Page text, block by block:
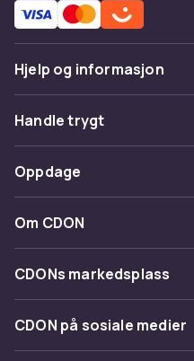
Hjelp og informasjon
Vanlige spørsmål
Spor pakke
Angre & returner her
Kontakt oss
Handle trygt
Betaling
Levering
Tilbakekallinger
Oppdage
Kategorier
Varemerker
Om CDON
Om oss
Kundeanmeldelser
Jobbe på CDON
CDONs markedsplass
Merchant Help Center
CDON på sosiale medier